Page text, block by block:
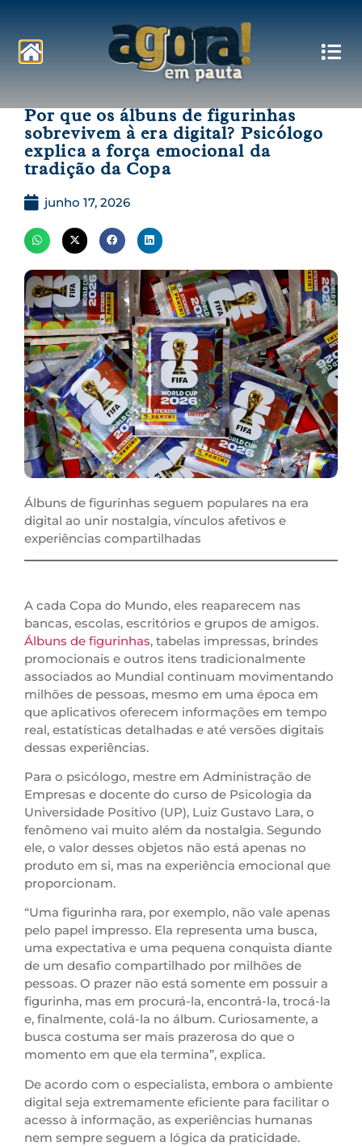
Por que os álbuns de figurinhas
sobrevivem à era digital? Psicólogo
explica a força emocional da
tradição da Copa
junho 17, 2026
Álbuns de figurinhas seguem populares na era
digital ao unir nostalgia, vínculos afetivos e
experiências compartilhadas
A cada Copa do Mundo, eles reaparecem nas
bancas, escolas, escritórios e grupos de amigos.
Álbuns de figurinhas, tabelas impressas, brindes
promocionais e outros itens tradicionalmente
associados ao Mundial continuam movimentando
milhões de pessoas, mesmo em uma época em
que aplicativos oferecem informações em tempo
real, estatísticas detalhadas e até versões digitais
dessas experiências.
Para o psicólogo, mestre em Administração de
Empresas e docente do curso de Psicologia da
Universidade Positivo (UP), Luiz Gustavo Lara, o
fenômeno vai muito além da nostalgia. Segundo
ele, o valor desses objetos não está apenas no
produto em si, mas na experiência emocional que
proporcionam.
“Uma figurinha rara, por exemplo, não vale apenas
pelo papel impresso. Ela representa uma busca,
uma expectativa e uma pequena conquista diante
de um desafio compartilhado por milhões de
pessoas. O prazer não está somente em possuir a
figurinha, mas em procurá-la, encontrá-la, trocá-la
e, finalmente, colá-la no álbum. Curiosamente, a
busca costuma ser mais prazerosa do que o
momento em que ela termina”, explica.
De acordo com o especialista, embora o ambiente
digital seja extremamente eficiente para facilitar o
acesso à informação, as experiências humanas
nem sempre seguem a lógica da praticidade.